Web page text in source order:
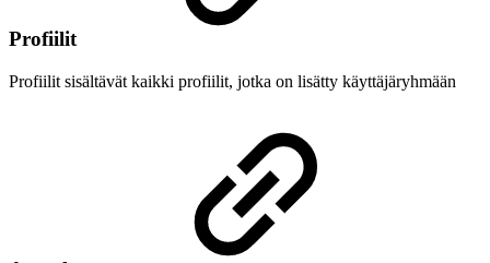
Profiilit
Profiilit sisältävät kaikki profiilit, jotka on lisätty käyttäjäryhmään